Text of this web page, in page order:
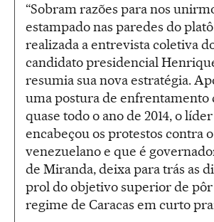
“Sobram razões para nos
estampado nas paredes do
realizada a entrevista coletiva
candidato presidencial
resumia sua nova estratégia.
uma postura de enfrentamento
quase todo o ano de 2014, o
encabeçou os protestos contra
venezuelano e que é
de Miranda, deixa para trás as
prol do objetivo superior de
regime de Caracas em curto